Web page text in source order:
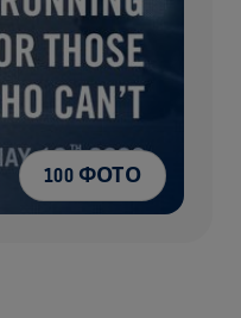
100 ФОТО